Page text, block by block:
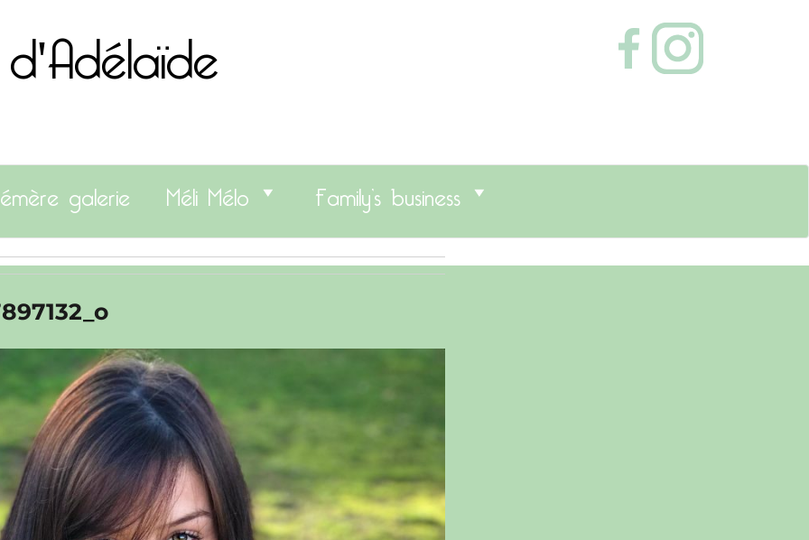
galerie Méli Mélo Family’s business